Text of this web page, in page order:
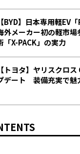
【BYD】日本専用軽EV
外メーカー初の軽市
「X-PACK」の実力
【トヨタ】ヤリスクロ
デート 装備充実で魅